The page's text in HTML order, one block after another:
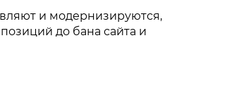
и модернизируются,
до бана сайта и